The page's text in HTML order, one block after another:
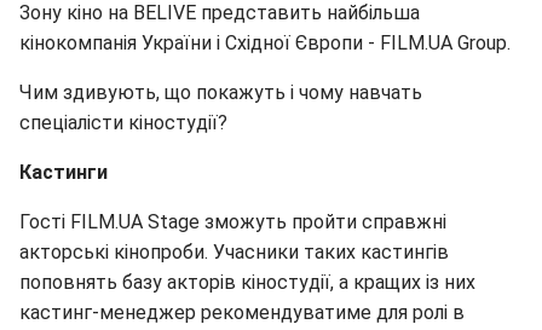
Зону кіно на BELIVE представить найбільша
кінокомпанія України і Східної Європи - FILM.UA Group.
Чим здивують, що покажуть і чому навчать
спеціалісти кіностудії?
Кастинги
Гості FILM.UA Stage зможуть пройти справжні
акторські кінопроби. Учасники таких кастингів
поповнять базу акторів кіностудії, а кращих із них
кастинг-менеджер рекомендуватиме для ролі в